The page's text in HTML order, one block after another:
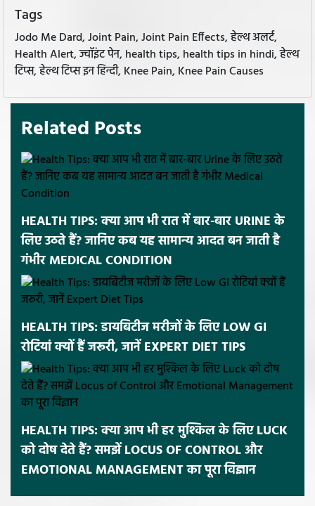
Tags
Jodo Me Dard, Joint Pain, Joint Pain Effects, हेल्थ अलर्ट,
Health Alert, ज्वॉइंट पेन, health tips, health tips in hindi, हेल्थ
टिप्स, हेल्थ टिप्स इन हिन्दी, Knee Pain, Knee Pain Causes
Related Posts
HEALTH TIPS: क्या आप भी रात में बार-बार URINE के
लिए उठते हैं? जानिए कब यह सामान्य आदत बन जाती है
गंभीर MEDICAL CONDITION
HEALTH TIPS: डायबिटीज मरीजों के लिए LOW GI
रोटियां क्यों हैं जरूरी, जानें EXPERT DIET TIPS
HEALTH TIPS: क्या आप भी हर मुश्किल के लिए LUCK
को दोष देते हैं? समझें LOCUS OF CONTROL और
EMOTIONAL MANAGEMENT का पूरा विज्ञान